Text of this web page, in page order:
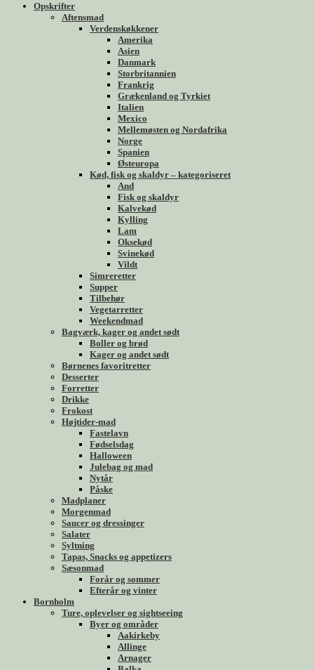
Opskrifter
Aftensmad
Verdenskøkkener
Amerika
Asien
Danmark
Storbritannien
Frankrig
Grækenland og Tyrkiet
Italien
Mexico
Mellemøsten og Nordafrika
Norge
Spanien
Østeuropa
Kød, fisk og skaldyr – kategoriseret
And
Fisk og skaldyr
Kalvekød
Kylling
Lam
Oksekød
Svinekød
Vildt
Simreretter
Supper
Tilbehør
Vegetarretter
Weekendmad
Bagværk, kager og andet sødt
Boller og brød
Kager og andet sødt
Børnenes favoritretter
Desserter
Forretter
Drikke
Frokost
Højtider-mad
Fastelavn
Fødselsdag
Halloween
Julebag og mad
Nytår
Påske
Madplaner
Morgenmad
Saucer og dressinger
Salater
Syltning
Tapas, Snacks og appetizers
Sæsonmad
Forår og sommer
Efterår og vinter
Bornholm
Ture, oplevelser og sightseeing
Byer og områder
Aakirkeby
Allinge
Arnager